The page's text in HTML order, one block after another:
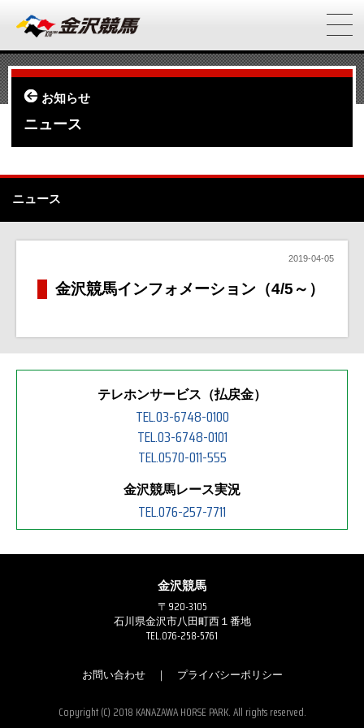
お知らせ
ニュース
ニュース
2019-04-05
金沢競馬インフォメーション（4/5～）
テレホンサービス（払戻金）
TEL.03-6748-0100
TEL.03-6748-0101
TEL.0570-011-555
金沢競馬レース実況
TEL.076-257-7711
金沢競馬
〒920-3105
石川県金沢市八田町西１番地
TEL.076-258-5761
お問い合わせ｜ プライバシーポリシー
Copyright (C) 2018 KANAZAWA HORSE PARK. All rights reserved.